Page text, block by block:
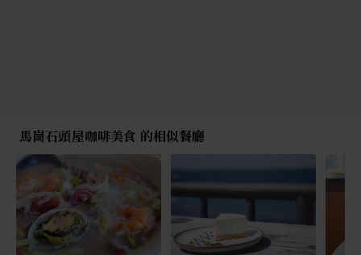
馬崗石頭屋咖啡美食 的相似餐廳